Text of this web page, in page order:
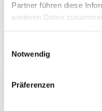
Partner führen diese
weiteren Daten
Notwendig
Präferenzen